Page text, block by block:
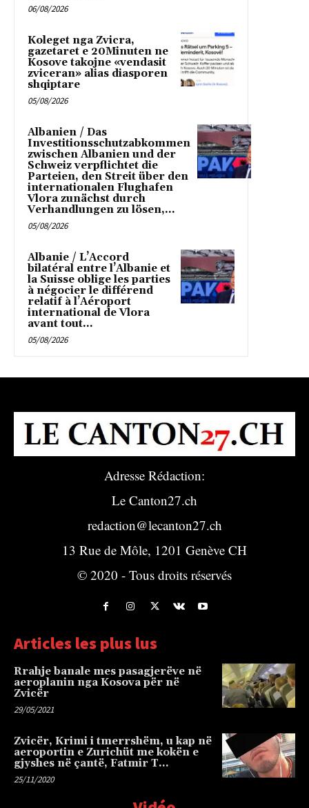
06/08/2026
Koleget nga Zvicra,
gazetaret e 20Minuten ne
Kosove takojne «vendasit
zviceran» alias diasporen
shqiptare
05/08/2026
Albanien / Das
Investitionsschutzabkommen
zwischen Albanien und der
Schweiz verpflichtet die
Parteien, den Streit über den
internationalen Flughafen
Vlora zunächst durch
Verhandlungen zu lösen,...
05/08/2026
Albanie / L’Accord
bilatéral entre l’Albanie et
la Suisse oblige les parties
à négocier le différend
relatif à l’Aéroport
international de Vlora
avant tout...
05/08/2026
Adresse Rédaction:
Le Canton27.ch
redaction@lecanton27.ch
13 Rue de Môle, 1201 Genève CH
© 2020 - Tous droits réservés
Articles les plus lus
Rrahje banale mes pasagjerëve në
aeroplanin nga Kosova për në
Zvicër
29/05/2021
Zvicër, Krimi i tmerrshëm, u kap në
aeroportin e Zurichüt me kokën e
gjyshes në çantë, Fatmir T…
25/11/2020